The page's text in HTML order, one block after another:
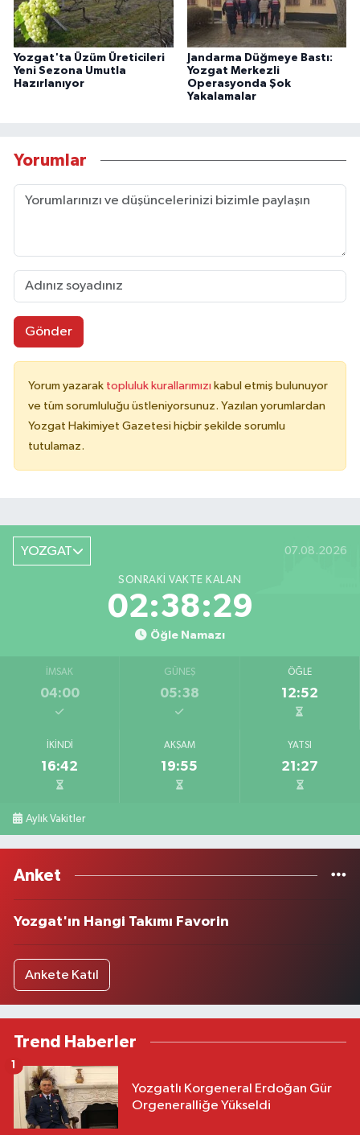
Yozgat'ta Üzüm Üreticileri
Yeni Sezona Umutla
Hazırlanıyor
Jandarma Düğmeye Bastı:
Yozgat Merkezli
Operasyonda Şok
Yakalamalar
Yorumlar
Gönder
Yorum yazarak topluluk kurallarımızı kabul etmiş bulunuyor
ve tüm sorumluluğu üstleniyorsunuz. Yazılan yorumlardan
Yozgat Hakimiyet Gazetesi hiçbir şekilde sorumlu
tutulamaz.
YOZGAT 07.08.2026
SONRAKI VAKTE KALAN
02:38:29
Öğle Namazı
İMSAK
04:00
GÜNEŞ
05:38
ÖĞLE
12:52
İKINDI
16:42
AKŞAM
19:55
YATSI
21:27
Aylık Vakitler
Anket
Yozgat'ın Hangi Takımı Favorin
Ankete Katıl
Trend Haberler
Yozgatlı Korgeneral Erdoğan Gür
Orgeneralliğe Yükseldi
1